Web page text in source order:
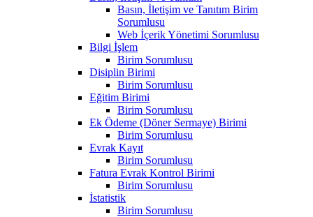
Basın, İletişim ve Tanıtım Birim
Sorumlusu
Web İçerik Yönetimi Sorumlusu
Bilgi İşlem
Birim Sorumlusu
Disiplin Birimi
Birim Sorumlusu
Eğitim Birimi
Birim Sorumlusu
Ek Ödeme (Döner Sermaye) Birimi
Birim Sorumlusu
Evrak Kayıt
Birim Sorumlusu
Fatura Evrak Kontrol Birimi
Birim Sorumlusu
İstatistik
Birim Sorumlusu